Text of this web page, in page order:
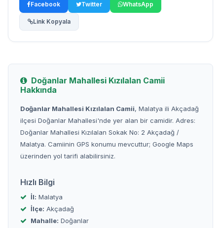
Facebook Twitter WhatsApp
Link Kopyala
Doğanlar Mahallesi Kızılalan Camii
Hakkında
Doğanlar Mahallesi Kızılalan Camii, Malatya ili Akçadağ
ilçesi Doğanlar Mahallesi'nde yer alan bir camidir. Adres:
Doğanlar Mahallesi Kızılalan Sokak No: 2 Akçadağ /
Malatya. Camiinin GPS konumu mevcuttur; Google Maps
üzerinden yol tarifi alabilirsiniz.
Hızlı Bilgi
İl: Malatya
İlçe: Akçadağ
Mahalle: Doğanlar